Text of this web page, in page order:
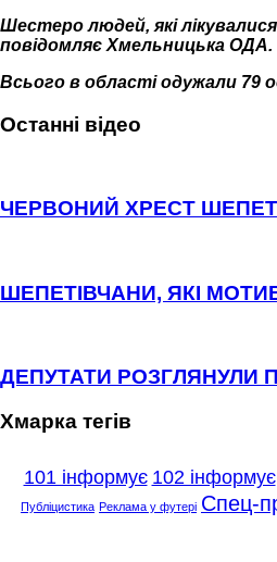
Шестеро людей, які
повідомляє Хмельницька ОДА.
Всього в області одужали 79
Останні відео
ЧЕРВОНИЙ ХРЕСТ
ШЕПЕТІВЧАНИ, ЯКІ
ДЕПУТАТИ
Хмарка тегів
101 інформує 102 інформує
Публіцистика Реклама у футері Спец-